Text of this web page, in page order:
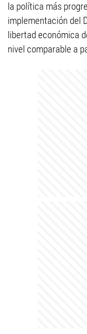
la política más
implementación del
libertad económica
nivel comparable a